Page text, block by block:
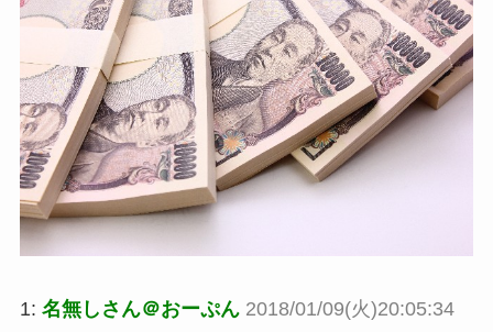
1: 名無しさん＠おーぷん 2018/01/09(火)20:05:34